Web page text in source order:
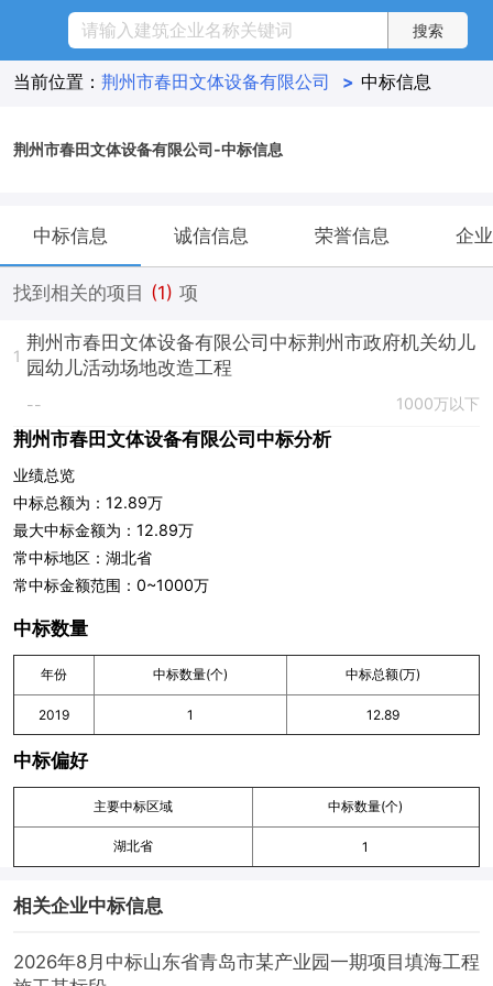
当前位置： 荆州市春田文体设备有限公司 > 中标信息
荆州市春田文体设备有限公司-中标信息
中标信息 诚信信息 荣誉信息 企
找到相关的项目 (1) 项
1
荆州市春田文体设备有限公司中标荆州市政府机关幼儿
园幼儿活动场地改造工程
-- 1000万以下
荆州市春田文体设备有限公司中标分析
业绩总览
中标总额为：12.89万
最大中标金额为：12.89万
常中标地区：湖北省
常中标金额范围：0~1000万
中标数量
年份 中标数量(个) 中标总额(万)
2019 1 12.89
中标偏好
主要中标区域 中标数量(个)
湖北省 1
相关企业中标信息
2026年8月中标山东省青岛市某产业园一期项目填海工程